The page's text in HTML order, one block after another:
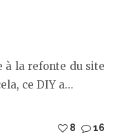
à la refonte du site
ce DIY a…
8 16